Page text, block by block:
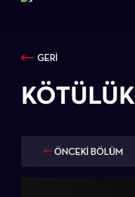
GERİ
ÖNCEKİ BÖLÜM